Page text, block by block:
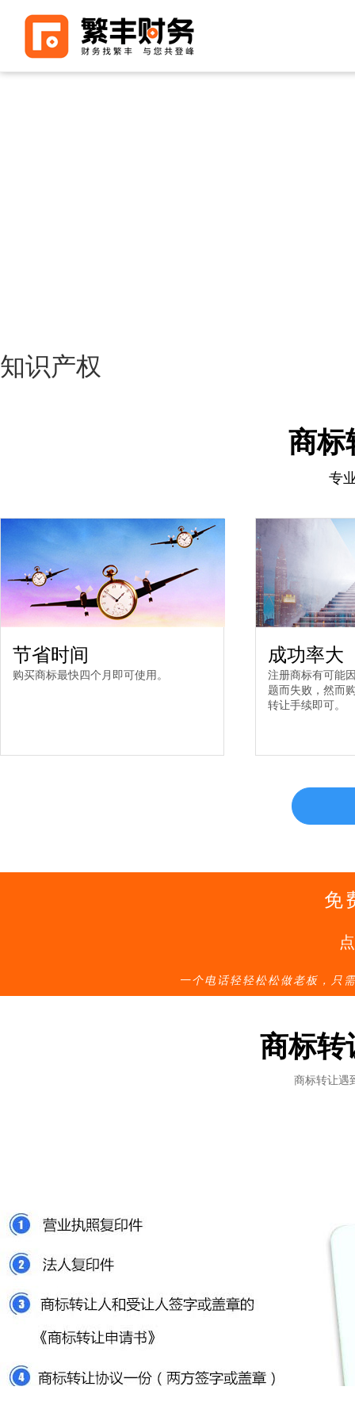
知识产权
商标
专
节省时间
购买商标最快四个月即可使用。
成功率大
注册商标有可能
题而失败，然而
转让手续即可。
免
一个电话轻轻松松做老板，只
商标转
商标转让遇